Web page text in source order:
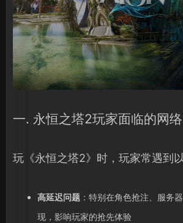
一. 永恒之塔2玩家面临的网
玩《永恒之塔2》时，玩家常遇到
高延迟问题：特别在角色抢注、服务
现，影响玩家的抢先体验